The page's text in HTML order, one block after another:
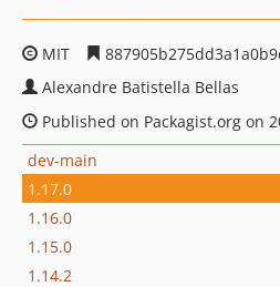
MIT
Alexandre Batistella Bellas
Published on Packagist.org on
dev-main
1.17.0
1.16.0
1.15.0
1.14.2